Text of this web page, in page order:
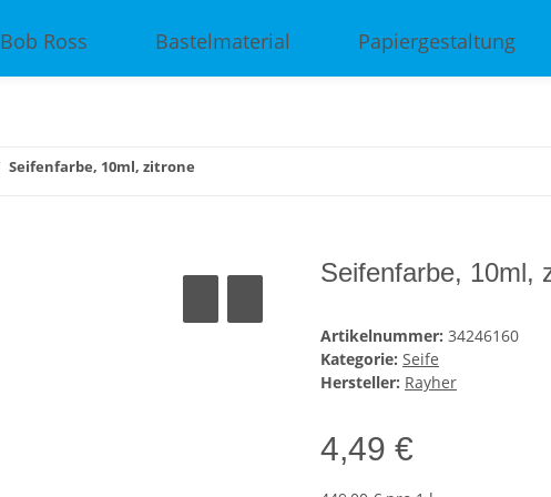
Bob Ross Bastelmaterial Papiergestaltung
Seifenfarbe, 10ml, zitrone
Seifenfarbe, 10ml,
Artikelnummer: 34246160
Kategorie: Seife
Hersteller: Rayher
4,49 €